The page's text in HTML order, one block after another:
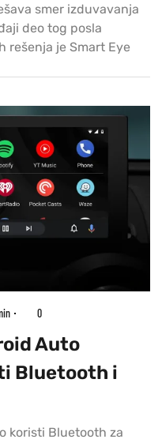
smer izduvavanja
deo tog posla
rešenja je Smart Eye
0
Auto
Bluetooth i
koristi Bluetooth za